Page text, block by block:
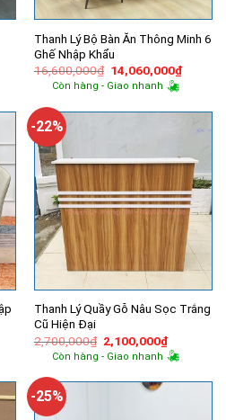
Thanh Lý Bộ Bàn Ăn Thông Minh 6
Ghế Nhập Khẩu
16,600,000₫ Giá
gốc
là:
14,060,000₫Giá
hiện
Còn hàng - Giao nhanh
-22%
Thanh Lý Quầy Gỗ Nâu Sọc Trắng
Cũ Hiện Đại
2,700,000₫ Giá
gốc
là:
2,100,000₫Giá
hiện
tại
Còn hàng - Giao nhanh
-25%